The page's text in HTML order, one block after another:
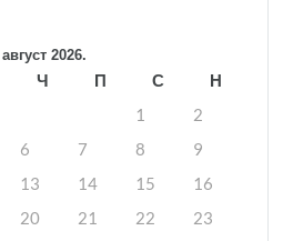
август 2026.
Ч П С
Н
1
2
6 7 8
9
13 14 15
16
20 21 22
23